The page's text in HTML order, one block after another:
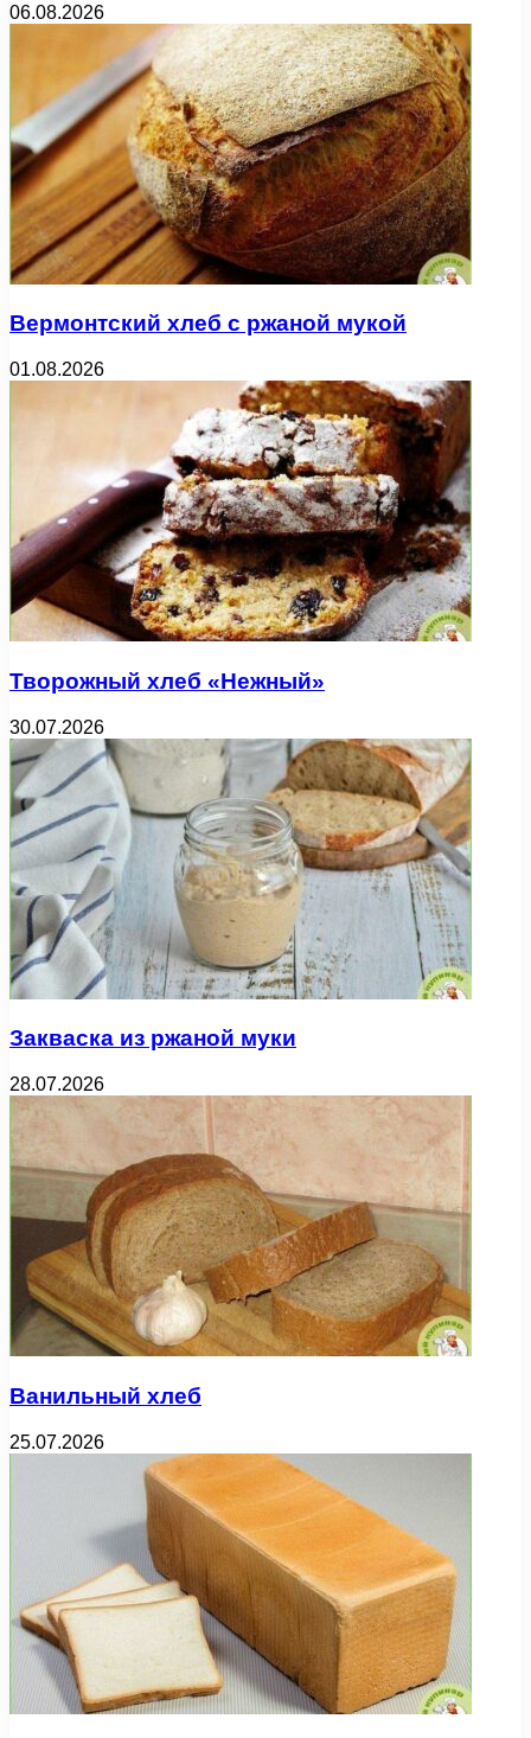
06.08.2026
Вермонтский хлеб с ржаной мукой
01.08.2026
Творожный хлеб «Нежный»
30.07.2026
Закваска из ржаной муки
28.07.2026
Ванильный хлеб
25.07.2026